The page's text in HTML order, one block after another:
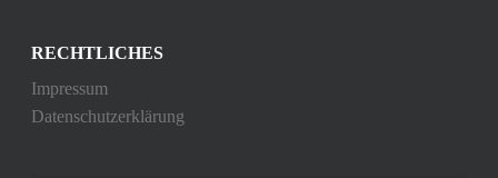
RECHTLICHES
Impressum
Datenschutzerklärung